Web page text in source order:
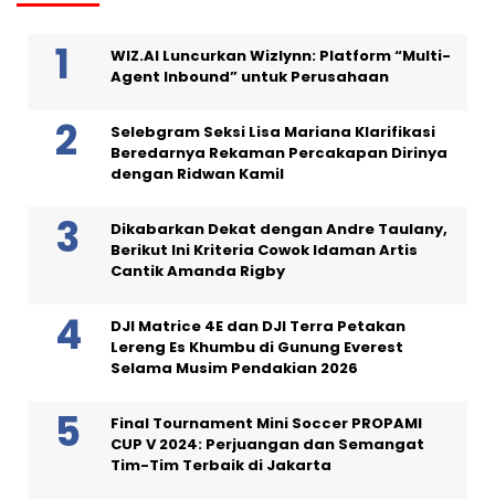
WIZ.AI Luncurkan Wizlynn: Platform “Multi-
Agent Inbound” untuk Perusahaan
Selebgram Seksi Lisa Mariana Klarifikasi
Beredarnya Rekaman Percakapan Dirinya
dengan Ridwan Kamil
Dikabarkan Dekat dengan Andre Taulany,
Berikut Ini Kriteria Cowok Idaman Artis
Cantik Amanda Rigby
DJI Matrice 4E dan DJI Terra Petakan
Lereng Es Khumbu di Gunung Everest
Selama Musim Pendakian 2026
Final Tournament Mini Soccer PROPAMI
CUP V 2024: Perjuangan dan Semangat
Tim-Tim Terbaik di Jakarta